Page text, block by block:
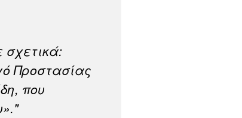
Προστασίας
που